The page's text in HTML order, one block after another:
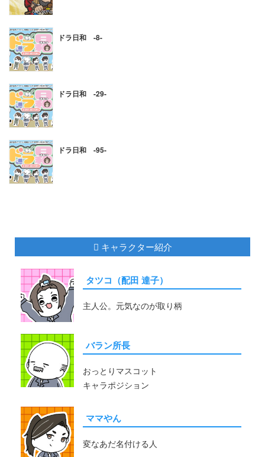
ドラ日和 -8-
ドラ日和 -29-
ドラ日和 -95-
キャラクター紹介
タツコ（配田 達子）
主人公。元気なのが取り柄
バラン所長
おっとりマスコット
キャラポジション
ママやん
変なあだ名付ける人